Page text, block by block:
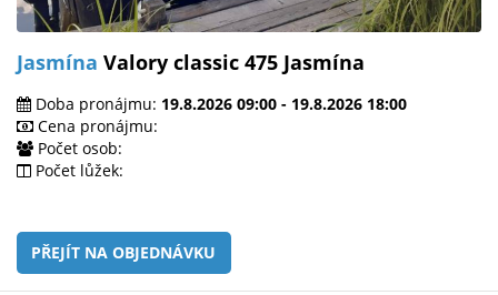
Jasmína Valory classic 475 Jasmína
Doba pronájmu: 19.8.2026 09:00 - 19.8.2026 18:00
Cena pronájmu:
Počet osob:
Počet lůžek:
PŘEJÍT NA OBJEDNÁVKU